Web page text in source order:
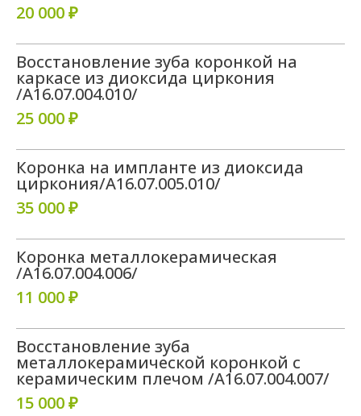
20 000 ₽
Восстановление зуба коронкой на
каркасе из диоксида циркония
/A16.07.004.010/
25 000 ₽
Коронка на импланте из диоксида
циркония/A16.07.005.010/
35 000 ₽
Коронка металлокерамическая
/A16.07.004.006/
11 000 ₽
Восстановление зуба
металлокерамической коронкой с
керамическим плечом /A16.07.004.007/
15 000 ₽